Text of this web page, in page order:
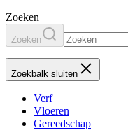
Zoeken
Zoeken
Zoekbalk sluiten
Verf
Vloeren
Gereedschap